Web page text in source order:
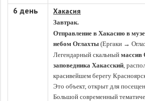
6 день Хакасия
Завтрак.
Отправление в Хакасию в
небом Оглахты (Ергаки →
Легендарный скальный массив
заповедника Хакасский,
красивейшем берегу
Это объект, открыт для
Большой современный